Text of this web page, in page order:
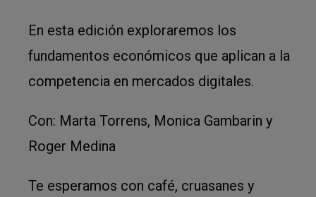
En esta edición exploraremos los
fundamentos económicos que aplican a la
competencia en mercados digitales.
Con: Marta Torrens, Monica Gambarin y
Roger Medina
Te esperamos con café, cruasanes y